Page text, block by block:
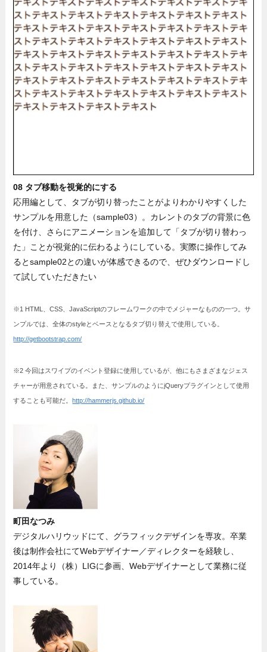
08 タブ移動を視覚的にする
応用編として、タブが切り替ったことがよりわかりやすくした
サンプルを用意した（sample03）。カレントのタブの背景に色
を付け、さらにアニメーションを追加して「タブが切り替わっ
た」ことが視覚的に伝わるようにしている。実際に操作してみ
るとsample02との違いが体感できるので、ぜひダウンロードし
て試していただきたい
※1 HTML、CSS、JavaScriptのフレームワークの中でメジャーなものの一つ。サ
ンプルでは、全体のstyleとベースとなるタブ切り替えで使用している。
http://getbootstrap.com/
※2 今回はスワイプのイベント登録に使用しているが、他にもさまざまなジェス
チャーが用意されている。また、サンプルのようにjQueryプラグインとして使用
することも可能だ。http://hammerjs.github.io/
町田なつみ
デジタルハリウッドにて、グラフィックデザインを専攻。卒業
後は制作会社にてWebデザイナー／ディレクターを経験し、
2014年より（株）LIGに参画、Webデザイナーとして業務に従
事している。